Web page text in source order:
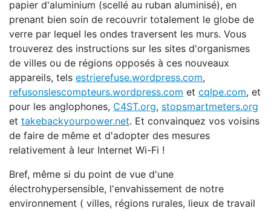
papier d'aluminium (scellé au ruban aluminisé), en
prenant bien soin de recouvrir totalement le globe de
verre par lequel les ondes traversent les murs. Vous
trouverez des instructions sur les sites d'organismes
de villes ou de régions opposés à ces nouveaux
appareils, tels estrierefuse.wordpress.com,
refusonslescompteurs.wordpress.com et cqlpe.com, et
pour les anglophones, C4ST.org, stopsmartmeters.org
et takebackyourpower.net. Et convainquez vos voisins
de faire de même et d'adopter des mesures
relativement à leur Internet Wi-Fi !
Bref, même si du point de vue d'une
électrohypersensible, l'envahissement de notre
environnement ( villes, régions rurales, lieux de travail